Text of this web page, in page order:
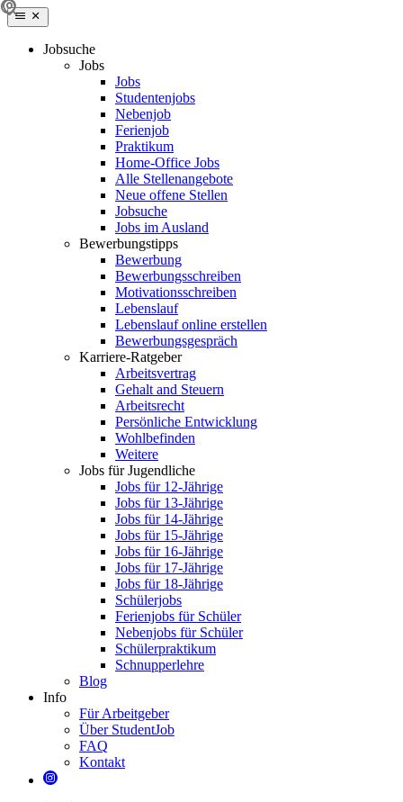
Jobsuche
Jobs
Jobs
Studentenjobs
Nebenjob
Ferienjob
Praktikum
Home-Office Jobs
Alle Stellenangebote
Neue offene Stellen
Jobsuche
Jobs im Ausland
Bewerbungstipps
Bewerbung
Bewerbungsschreiben
Motivationsschreiben
Lebenslauf
Lebenslauf online erstellen
Bewerbungsgespräch
Karriere-Ratgeber
Arbeitsvertrag
Gehalt and Steuern
Arbeitsrecht
Persönliche Entwicklung
Wohlbefinden
Weitere
Jobs für Jugendliche
Jobs für 12-Jährige
Jobs für 13-Jährige
Jobs für 14-Jährige
Jobs für 15-Jährige
Jobs für 16-Jährige
Jobs für 17-Jährige
Jobs für 18-Jährige
Schülerjobs
Ferienjobs für Schüler
Nebenjobs für Schüler
Schülerpraktikum
Schnupperlehre
Blog
Info
Für Arbeitgeber
Über StudentJob
FAQ
Kontakt